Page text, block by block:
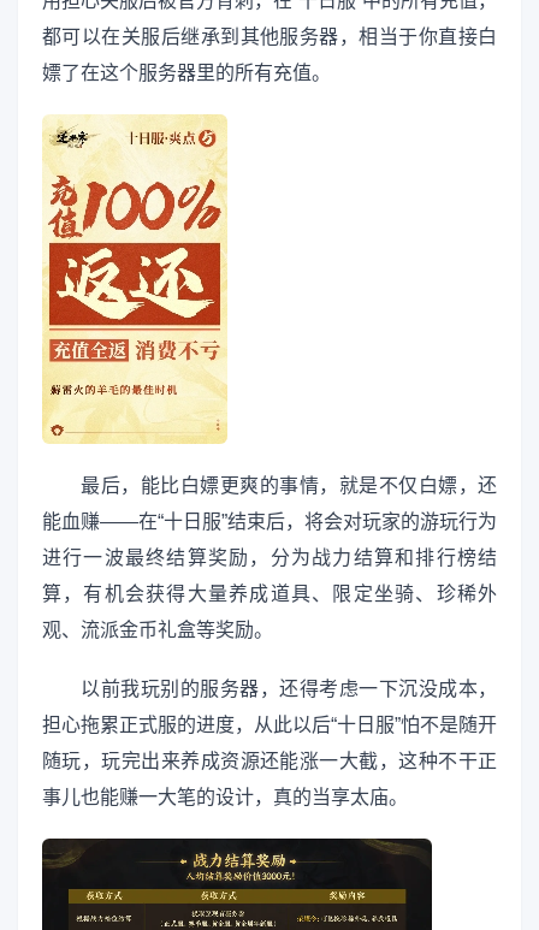
都可以在关服后继承到其他服务器，相当于你直接白
嫖了在这个服务器里的所有充值。
最后，能比白嫖更爽的事情，就是不仅白嫖，还
能血赚——在“十日服”结束后，将会对玩家的游玩行为
进行一波最终结算奖励，分为战力结算和排行榜结
算，有机会获得大量养成道具、限定坐骑、珍稀外
观、流派金币礼盒等奖励。
以前我玩别的服务器，还得考虑一下沉没成本，
担心拖累正式服的进度，从此以后“十日服”怕不是随开
随玩，玩完出来养成资源还能涨一大截，这种不干正
事儿也能赚一大笔的设计，真的当享太庙。